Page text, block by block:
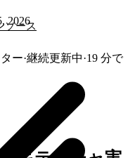
ソース
2026
ー·継続更新中·19 分で